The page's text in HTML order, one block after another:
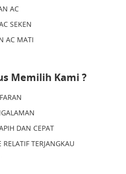
AC
SEKEN
AC MATI
Memilih Kami ?
DAN CEPAT
RELATIF TERJANGKAU